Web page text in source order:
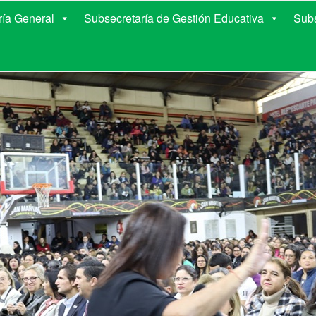
EDUCACIÓN DE
General Subsecretaría de Gestión Educativa